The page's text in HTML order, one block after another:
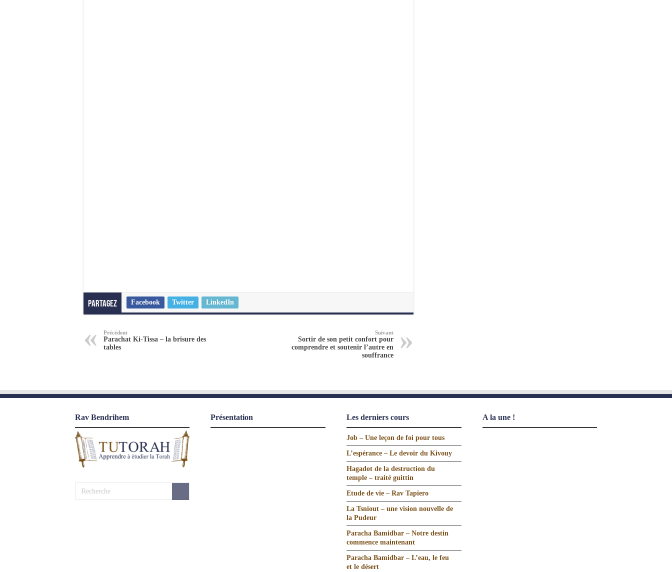
Partagez Facebook Twitter LinkedIn
Précédent
Parachat Ki-Tissa – la brisure des
tables
Suivant
Sortir de son petit confort pour
comprendre et soutenir l’autre en
souffrance
Rav Bendrihem Présentation Les derniers cours
Job – Une leçon de foi pour tous
L’espérance – Le devoir du Kivouy
Hagadot de la destruction du
temple – traité guittin
Etude de vie – Rav Tapiero
La Tsniout – une vision nouvelle de
la Pudeur
Paracha Bamidbar – Notre destin
commence maintenant
Paracha Bamidbar – L’eau, le feu
et le désert
A la une !